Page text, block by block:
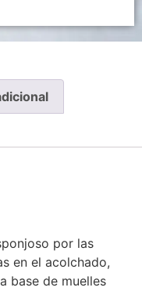
por las
en el acolchado,
base de muelles